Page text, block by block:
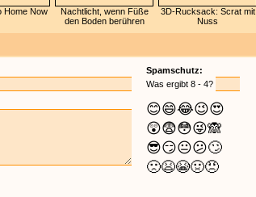
Home Now
Nachtlicht, wenn Füße
den Boden berühren
3D-Rucksack: Scrat mit
Nuss
Spamschutz:
Was ergibt 8 - 4?
😊😄😂😉😍
😲😨😳😜🙈
😎😏😐😕🙄
🙁😫😭🤢😠